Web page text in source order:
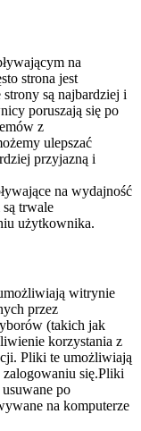
na
strona jest
są najbardziej i
poruszają się po
z
ulepszać
przyjazną i
na wydajność
trwale
użytkownika.
witrynie
przez
(takich jak
korzystania z
Pliki te umożliwiają
się.Pliki
po
na komputerze